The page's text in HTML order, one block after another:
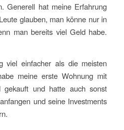
Generell hat meine Erfahrung
glauben, man könne nur in
man bereits viel Geld habe.
viel einfacher als die meisten
meine erste Wohnung mit
gekauft und hatte auch sonst
und seine Investments